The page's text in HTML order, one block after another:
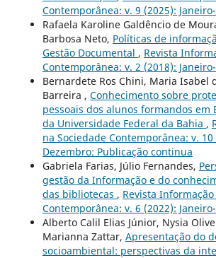
Contemporânea: v. 9 (2025):
Rafaela Karoline Galdêncio de
Barbosa Neto, Políticas de
Gestão Documental , Revista
Contemporânea: v. 2 (2018):
Bernardete Ros Chini, Maria Isabel
Barreira , Conhecimento sobre
pessoais dos alunos formandos em
da Universidade Federal da Bahia ,
na Sociedade Contemporânea: v. 10
Dezembro: Publicação continua
Gabriela Farias, Júlio Fernandes,
gestão da Informação e do
das bibliotecas , Revista
Contemporânea: v. 6 (2022):
Alberto Calil Elias Júnior, Nysia
Marianna Zattar, Apresentação do
socioambiental: perspectivas da